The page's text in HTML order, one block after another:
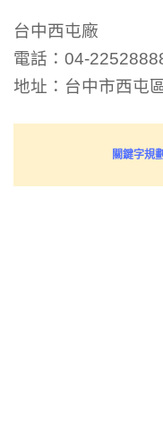
台中西屯廠
電話：04-
地址：台中市西屯
關鍵字規